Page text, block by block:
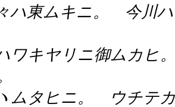
ハ東ムキニ。 今川
ワキヤリニ御ムカヒ
ムタヒニ。 ウチテ